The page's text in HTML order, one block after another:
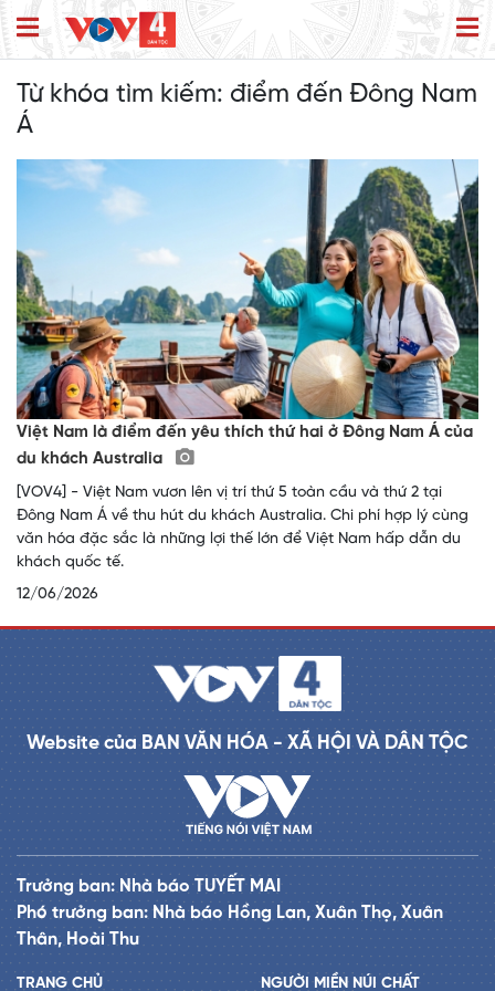
Từ khóa tìm kiếm: điểm đến Đông Nam
Á
Việt Nam là điểm đến yêu thích thứ hai ở Đông Nam Á của
du khách Australia
[VOV4] - Việt Nam vươn lên vị trí thứ 5 toàn cầu và thứ 2 tại
Đông Nam Á về thu hút du khách Australia. Chi phí hợp lý cùng
văn hóa đặc sắc là những lợi thế lớn để Việt Nam hấp dẫn du
khách quốc tế.
12/06/2026
Website của BAN VĂN HÓA - XÃ HỘI VÀ DÂN TỘC
Trưởng ban: Nhà báo TUYẾT MAI
Phó trưởng ban: Nhà báo Hồng Lan, Xuân Thọ, Xuân
Thân, Hoài Thu
TRANG CHỦ NGƯỜI MIỀN NÚI CHẤT